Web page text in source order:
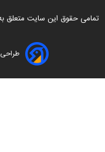
تمامی حقوق این سایت متعلق